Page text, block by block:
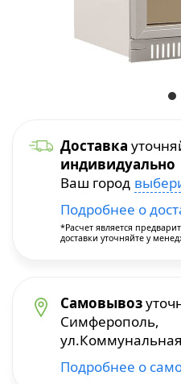
Доставка
индивидуально
Ваш город
Подробнее о
*Расчет является
доставки уточняйте у
Самовывоз
Симферополь,
Подробнее о
Уход и уборка
Посуда для приготовления
Столовые приборы
Термосы
Краскопульты
Пилы и плиткорезы
Прочие инструменты
Сварочное оборудование